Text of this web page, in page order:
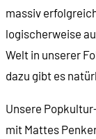
00:24:21
00:28:13
00:31:10
massiv
logischerweise
Welt in unserer
dazu gibt es
Unsere
mit Mattes